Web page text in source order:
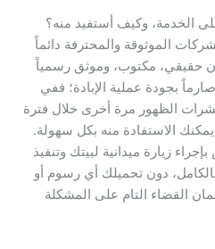
الخدمة، وكيف أستفيد منه؟
الموثوقة والمحترفة دائماً
حقيقي، مكتوب، وموثق رسمياً
بجودة عملية الإبادة؛ ففي
الظهور مرة أخرى خلال فترة
الاستفادة منه بكل سهولة.
زيارة ميدانية لبيتك وتنفيذ
دون تحميلك أي رسوم أو
القضاء التام على المشكلة